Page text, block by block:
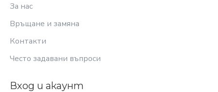
За нас
Връщане и замяна
Контакти
Често задавани въпроси
Вход и акаунт